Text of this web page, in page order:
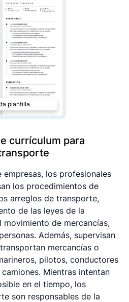
plantilla
currículum para
empresas, los profesionales
los procedimientos de
arreglos de transporte,
de las leyes de la
movimiento de mercancías,
Además, supervisan
mercancías o
pilotos, conductores
Mientras intentan
en el tiempo, los
son responsables de la